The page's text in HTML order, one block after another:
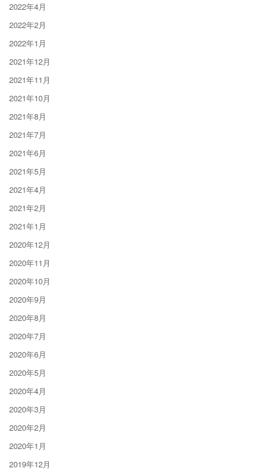
2022年4月
2022年2月
2022年1月
2021年12月
2021年11月
2021年10月
2021年8月
2021年7月
2021年6月
2021年5月
2021年4月
2021年2月
2021年1月
2020年12月
2020年11月
2020年10月
2020年9月
2020年8月
2020年7月
2020年6月
2020年5月
2020年4月
2020年3月
2020年2月
2020年1月
2019年12月